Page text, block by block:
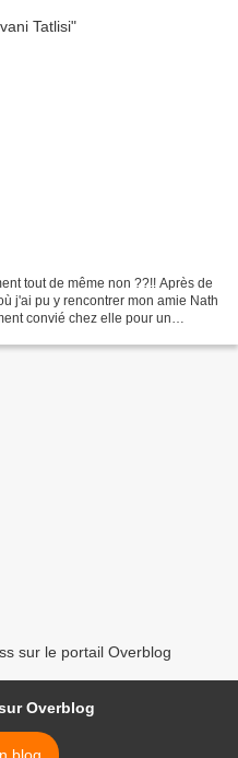
tout de même non ??!! Après de
j'ai pu y rencontrer mon amie Nath
convié chez elle pour un
sur le portail Overblog
Overblog